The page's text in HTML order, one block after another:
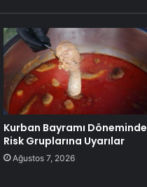
Kurban Bayramı Döneminde
Risk Gruplarına Uyarılar
Ağustos 7, 2026